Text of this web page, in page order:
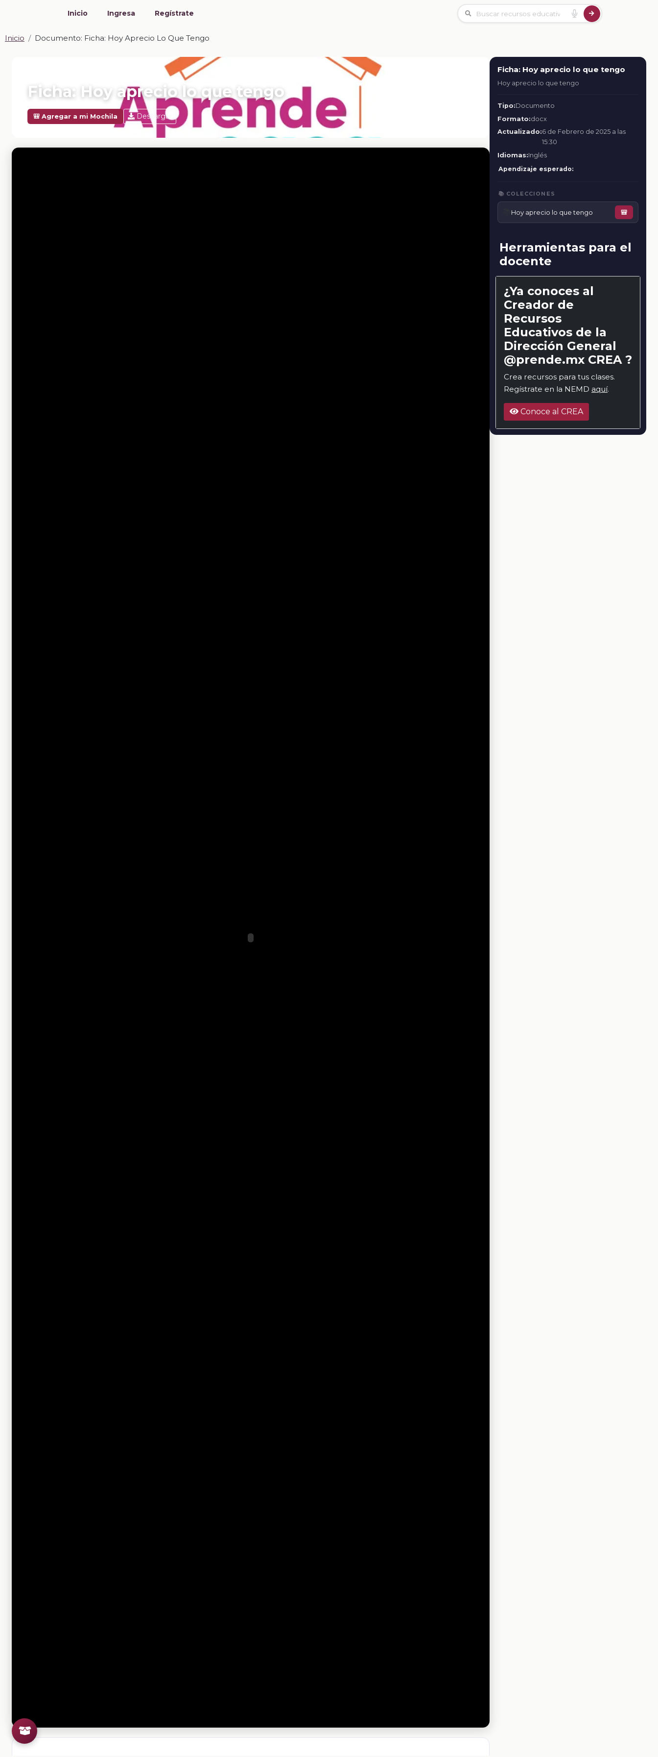
Inicio Ingresa Regístrate
Inicio Documento: Ficha: Hoy Aprecio Lo Que Tengo
Ficha: Hoy aprecio lo que tengo
🎒 Agregar a mi Mochila Descargar
Ficha: Hoy aprecio lo que tengo
Hoy aprecio lo que tengo
Tipo:Documento
Formato:docx
Actualizado:6 de Febrero de 2025 a las
15:30
Idiomas:Inglés
Apendizaje esperado:
📚 COLECCIONES
Hoy aprecio lo que tengo 🎒
Herramientas para el
docente
¿Ya conoces al
Creador de
Recursos
Educativos de la
Dirección General
@prende.mx CREA ?
Crea recursos para tus clases.
Regístrate en la NEMD aquí.
Conoce al CREA